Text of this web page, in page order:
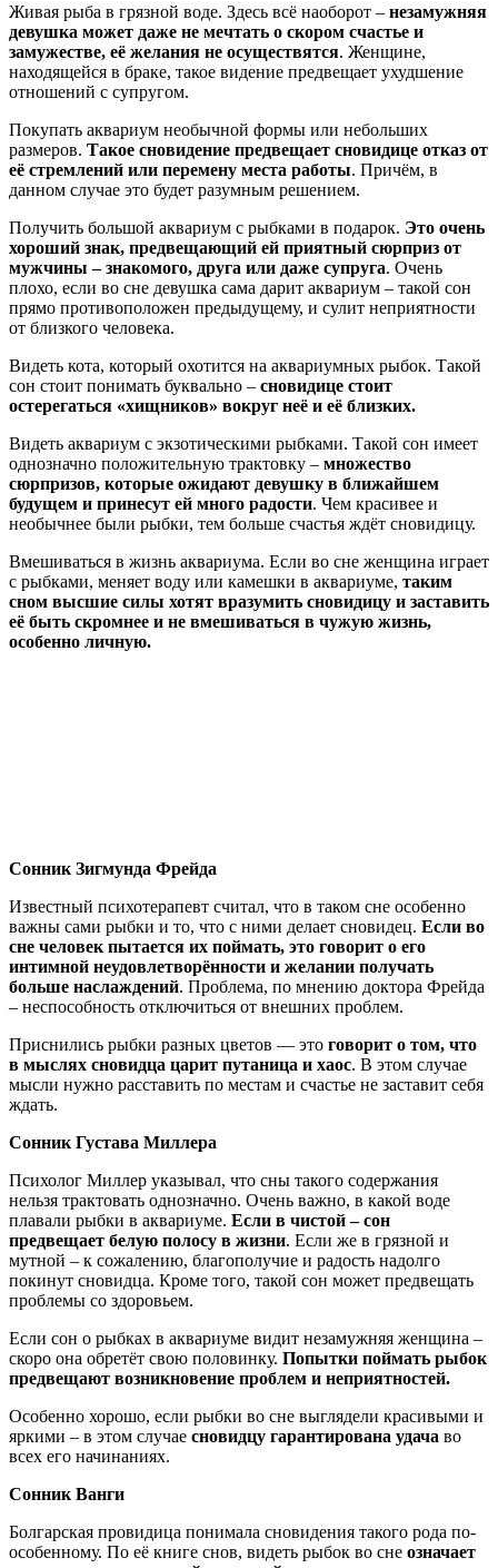
Живая рыба в грязной воде. Здесь всё наоборот – незамужняя
девушка может даже не мечтать о скором счастье и
замужестве, её желания не осуществятся. Женщине,
находящейся в браке, такое видение предвещает ухудшение
отношений с супругом.
Покупать аквариум необычной формы или небольших
размеров. Такое сновидение предвещает сновидице отказ от
её стремлений или перемену места работы. Причём, в
данном случае это будет разумным решением.
Получить большой аквариум с рыбками в подарок. Это очень
хороший знак, предвещающий ей приятный сюрприз от
мужчины – знакомого, друга или даже супруга. Очень
плохо, если во сне девушка сама дарит аквариум – такой сон
прямо противоположен предыдущему, и сулит неприятности
от близкого человека.
Видеть кота, который охотится на аквариумных рыбок. Такой
сон стоит понимать буквально – сновидице стоит
остерегаться «хищников» вокруг неё и её близких.
Видеть аквариум с экзотическими рыбками. Такой сон имеет
однозначно положительную трактовку – множество
сюрпризов, которые ожидают девушку в ближайшем
будущем и принесут ей много радости. Чем красивее и
необычнее были рыбки, тем больше счастья ждёт сновидицу.
Вмешиваться в жизнь аквариума. Если во сне женщина играет
с рыбками, меняет воду или камешки в аквариуме, таким
сном высшие силы хотят вразумить сновидицу и заставить
её быть скромнее и не вмешиваться в чужую жизнь,
особенно личную.
Сонник Зигмунда Фрейда
Известный психотерапевт считал, что в таком сне особенно
важны сами рыбки и то, что с ними делает сновидец. Если во
сне человек пытается их поймать, это говорит о его
интимной неудовлетворённости и желании получать
больше наслаждений. Проблема, по мнению доктора Фрейда
– неспособность отключиться от внешних проблем.
Приснились рыбки разных цветов — это говорит о том, что
в мыслях сновидца царит путаница и хаос. В этом случае
мысли нужно расставить по местам и счастье не заставит себя
ждать.
Сонник Густава Миллера
Психолог Миллер указывал, что сны такого содержания
нельзя трактовать однозначно. Очень важно, в какой воде
плавали рыбки в аквариуме. Если в чистой – сон
предвещает белую полосу в жизни. Если же в грязной и
мутной – к сожалению, благополучие и радость надолго
покинут сновидца. Кроме того, такой сон может предвещать
проблемы со здоровьем.
Если сон о рыбках в аквариуме видит незамужняя женщина –
скоро она обретёт свою половинку. Попытки поймать рыбок
предвещают возникновение проблем и неприятностей.
Особенно хорошо, если рыбки во сне выглядели красивыми и
яркими – в этом случае сновидцу гарантирована удача во
всех его начинаниях.
Сонник Ванги
Болгарская провидица понимала сновидения такого рода по-
особенному. По её книге снов, видеть рыбок во сне означает